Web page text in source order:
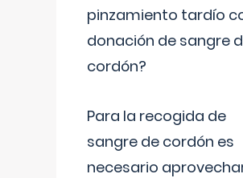
pinzamiento tardío
donación de sangre
cordón?
Para la recogida de
sangre de cordón es
necesario